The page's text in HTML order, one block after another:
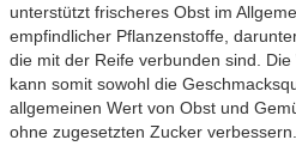
unterstützt frischeres Obst im
empfindlicher Pflanzenstoffe,
die mit der Reife verbunden sind. Die
kann somit sowohl die
allgemeinen Wert von Obst und
ohne zugesetzten Zucker verbessern.